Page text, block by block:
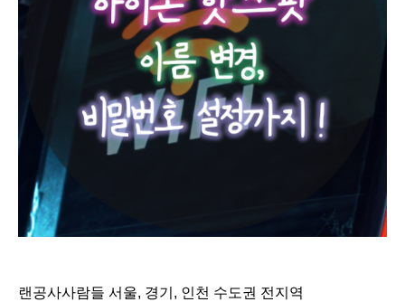
랜공사사람들 서울, 경기, 인천 수도권 전지역